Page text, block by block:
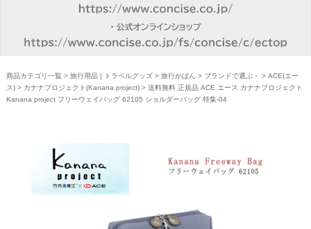
商品カテゴリ一覧 > 旅行用品 | トラベルグッズ> 旅行かばん > ブランドで選ぶ・ > ACE(エー
ス)> カナナプロジェクト(Kanana project)> 送料無料 正規品 ACE エース カナナプロジェクト
Kanana project フリーウェイバッグ 62105 ショルダーバッグ 特集-04